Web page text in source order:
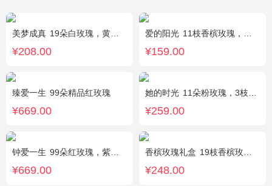
美梦成真 19朵白玫瑰，黄莺绿叶边围
¥208.00
爱的阳光 11枝香槟玫瑰，间插白色满天星、白色桔梗、尤加利叶
¥159.00
臻爱一生 99朵精品红玫瑰
¥669.00
她的时光 11朵粉玫瑰，3枝白色多头百合，白色洋桔梗
¥259.00
钟爱一生 99朵红玫瑰，紫色勿忘我围边
¥669.00
香槟玫瑰礼盒 19枝香槟玫瑰.黄英配花
¥248.00